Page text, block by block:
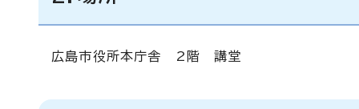
広島市役所本庁舎 2階 講堂